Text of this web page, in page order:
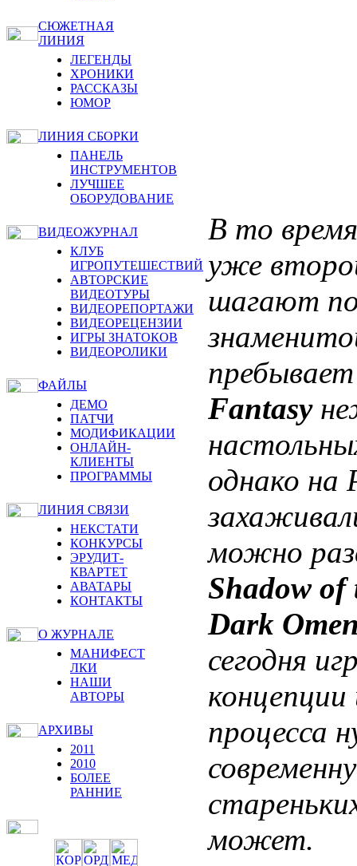
СЮЖЕТНАЯ
ЛИНИЯ
ЛЕГЕНДЫ
ХРОНИКИ
РАССКАЗЫ
ЮМОР
ЛИНИЯ СБОРКИ
ПАНЕЛЬ
ИНСТРУМЕНТОВ
ЛУЧШЕЕ
ОБОРУДОВАНИЕ
ВИДЕОЖУРНАЛ
КЛУБ
ИГРОПУТЕШЕСТВИЙ
АВТОРСКИЕ
ВИДЕОТУРЫ
ВИДЕОРЕПОРТАЖИ
ВИДЕОРЕЦЕНЗИИ
ИГРЫ ЗНАТОКОВ
ВИДЕОРОЛИКИ
ФАЙЛЫ
ДЕМО
ПАТЧИ
МОДИФИКАЦИИ
ОНЛАЙН-
КЛИЕНТЫ
ПРОГРАММЫ
ЛИНИЯ СВЯЗИ
НЕКСТАТИ
КОНКУРСЫ
ЭРУДИТ-
КВАРТЕТ
АВАТАРЫ
КОНТАКТЫ
О ЖУРНАЛЕ
МАНИФЕСТ
ЛКИ
НАШИ
АВТОРЫ
АРХИВЫ
2011
2010
БОЛЕЕ
РАННИЕ
В то
уже
шагают по
Fantasy
однако
можно
Shadow of
Dark
сегодня
процесса
может.